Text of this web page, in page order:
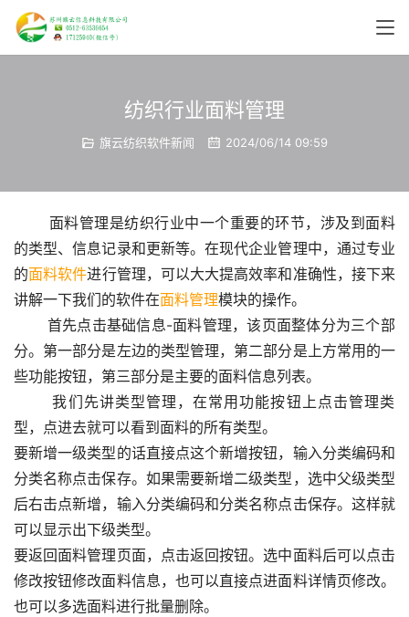
纺织行业面料管理
旗云纺织软件新闻 2024/06/14 09:59
的类型、信息记录和更新等。在现代企业管理中，通过专业
的面料软件进行管理，可以大大提高效率和准确性，接下来
讲解一下我们的软件在面料管理模块的操作。
分。第一部分是左边的类型管理，第二部分是上方常用的一
些功能按钮，第三部分是主要的面料信息列表。
       我们先讲类型管理，在常用功能按钮上点击管理类
型，点进去就可以看到面料的所有类型。
要新增一级类型的话直接点这个新增按钮，输入分类编码和
分类名称点击保存。如果需要新增二级类型，选中父级类型
后右击点新增，输入分类编码和分类名称点击保存。这样就
可以显示出下级类型。
要返回面料管理页面，点击返回按钮。选中面料后可以点击
修改按钮修改面料信息，也可以直接点进面料详情页修改。
也可以多选面料进行批量删除。